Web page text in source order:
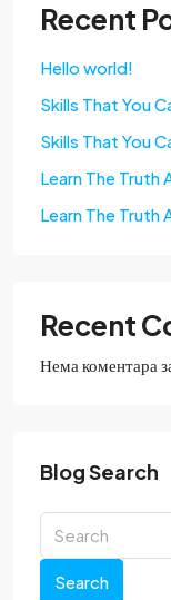
Recent
Hello world!
Skills That You
Skills That You
Learn The
Learn The
Recent
Нема коментара
Blog Search
Search